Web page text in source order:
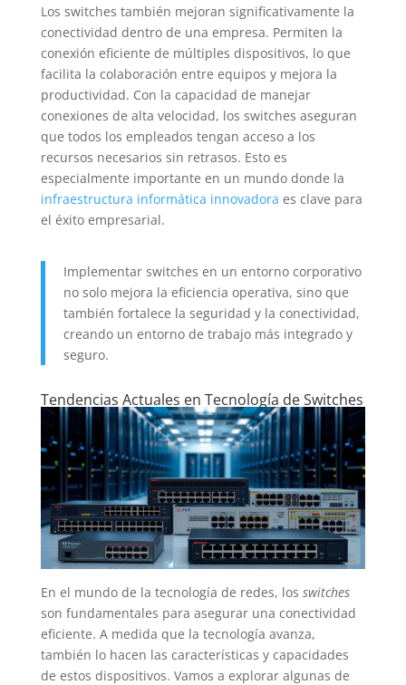
Los switches también mejoran significativamente la
conectividad dentro de una empresa. Permiten la
conexión eficiente de múltiples dispositivos, lo que
facilita la colaboración entre equipos y mejora la
productividad. Con la capacidad de manejar
conexiones de alta velocidad, los switches aseguran
que todos los empleados tengan acceso a los
recursos necesarios sin retrasos. Esto es
especialmente importante en un mundo donde la
infraestructura informática innovadora es clave para
el éxito empresarial.
Implementar switches en un entorno corporativo
no solo mejora la eficiencia operativa, sino que
también fortalece la seguridad y la conectividad,
creando un entorno de trabajo más integrado y
seguro.
Tendencias Actuales en Tecnología de Switches
En el mundo de la tecnología de redes, los switches
son fundamentales para asegurar una conectividad
eficiente. A medida que la tecnología avanza,
también lo hacen las características y capacidades
de estos dispositivos. Vamos a explorar algunas de